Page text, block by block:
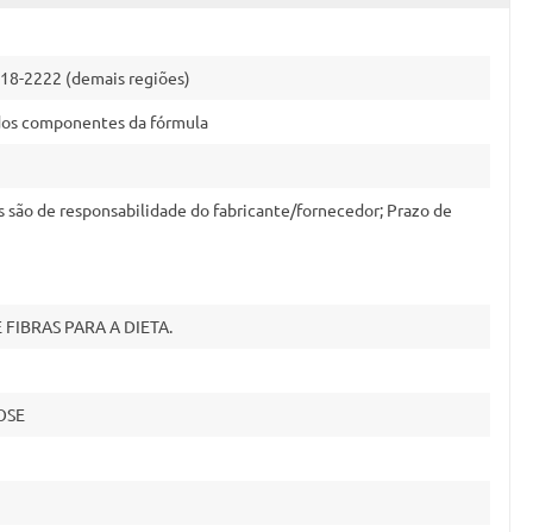
2222 (demais regiões)
componentes da fórmula
de responsabilidade do fabricante/fornecedor; Prazo de
PARA A DIETA.